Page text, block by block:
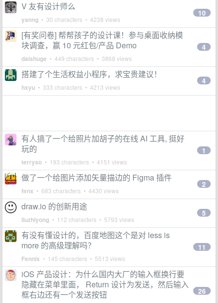
V 友有设计师么
yanng • 30 characters • 4238 views
10
[有奖问卷] 帮帮孩子的设计课！参与桌面收纳模
块调查，赢 10 元红包/产品 Demo
daishuge • 449 characters • 3868 views
4
搭建了个生活权益小程序，求宝贵建议！
hxyu • 333 characters • 4213 views
4
有人搞了一个给照片加胡子的在线 AI 工具, 挺好
玩的
terryso • 193 characters • 4151 views
1
做了一个给图片添加矢量描边的 Figma 插件
fenx • 683 characters • 4430 views
2
draw.io 的创新用途
liuzhiyong • 112 characters • 5793 views
5
有没有懂设计的，百度地图这个是对 less is
more 的高级理解吗？
Fennix • 145 characters • 5513 views
11
iOS 产品设计：为什么国内大厂的输入框换行要
隐藏在菜单里面， Return 设计为发送，然后输入
框右边还有一个发送按钮
26